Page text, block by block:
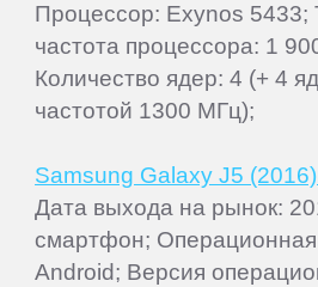
Процессор: Exynos 5433;
частота процессора: 1
Количество ядер: 4 (+ 4
частотой 1300 МГц);
Samsung Galaxy J5
Дата выхода на рынок:
смартфон;
Android; Версия